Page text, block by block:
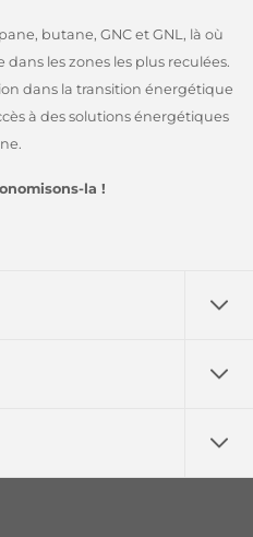
butane, GNC et GNL, là où
les zones les plus reculées.
dans la transition énergétique
à des solutions énergétiques
la !